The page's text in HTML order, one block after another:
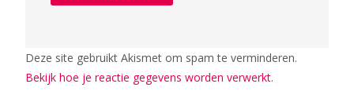
Deze site gebruikt Akismet om spam te verminderen.
Bekijk hoe je reactie gegevens worden verwerkt.